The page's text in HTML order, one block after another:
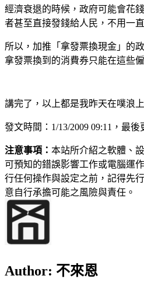
經濟衰退的時候，政府可能會花
者甚至直接發錢給人民，不用一
所以，加推「拿發票換現金」的
拿發票換到的消費券只能在這些
講完了，以上都是我昨天在噗浪
發文時間：1/13/2009 09:11，最後
注意事項： 本站所介紹之軟體、
可預知的錯誤影響工作或電腦運
行任何操作與設定之前，記得先
意自行承擔可能之風險與責任。
Author: 不來恩